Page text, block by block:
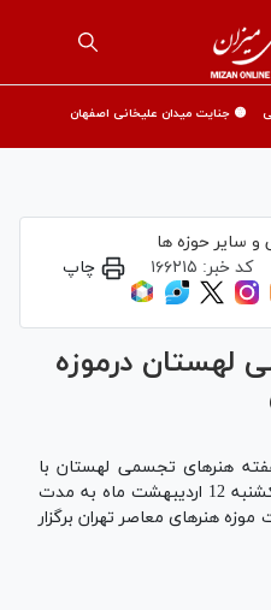
🟡 جنایت میدان علیخانی اصفهان
سایر حوزه ها
کد خبر: ۱۶۶۲۱۵ چاپ
لهستان درموزه
هنرهای تجسمی لهستان با
همکاری سفارت لهستان از روز یکشنبه 12 اردیبهشت ماه به مدت
موزه‌ هنرهای معاصر تهران برگزار